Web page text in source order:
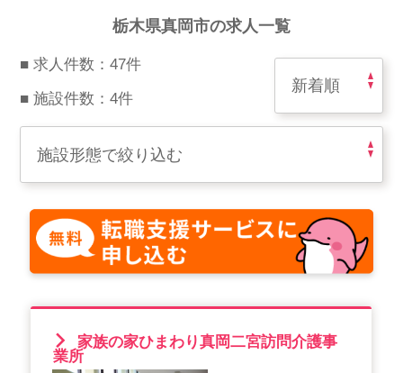
その他のお問い合わせ
紹介会社を使うメリットについて
介護・看護のお仕事について
WEB勤怠
栃木県真岡市の求人一覧
■ 求人件数：47件
■ 施設件数：4件
家族の家ひまわり真岡二宮訪問介護事
業所